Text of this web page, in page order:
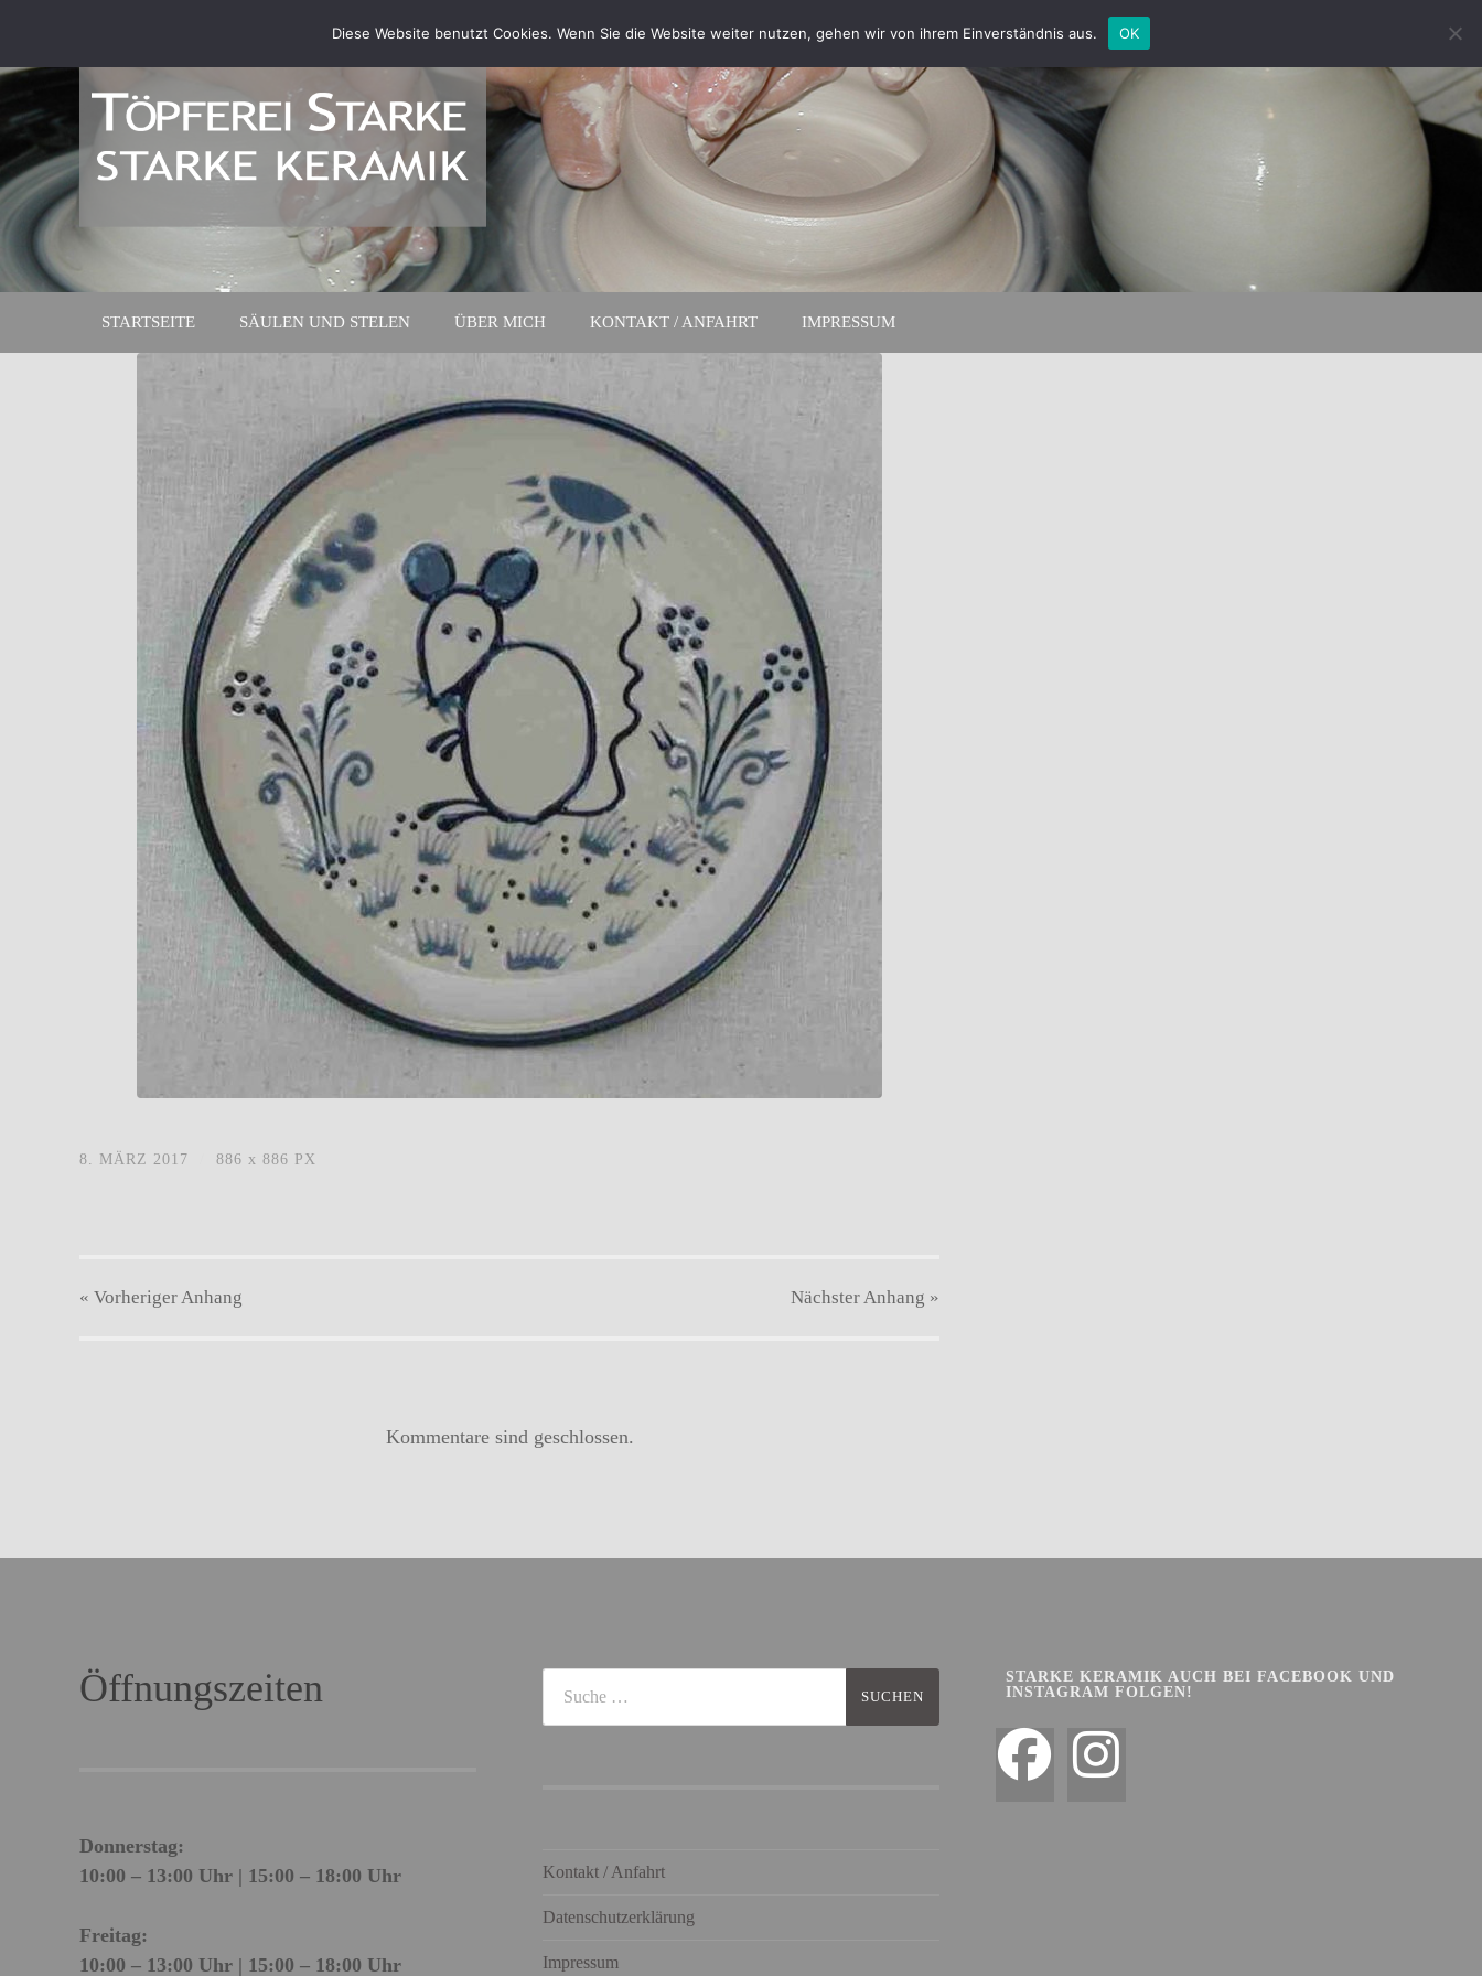
STARTSEITE SÄULEN UND STELEN ÜBER MICH KONTAKT / ANFAHRT IMPRESSUM
Kinderteller_Dess-Te_013.jpg
8. MÄRZ 2017 886 x 886 PX
« Vorheriger Anhang Nächster Anhang »
Kommentare sind geschlossen.
Öffnungszeiten
Donnerstag:
10:00 – 13:00 Uhr | 15:00 – 18:00 Uhr
Freitag:
10:00 – 13:00 Uhr | 15:00 – 18:00 Uhr
Kontakt / Anfahrt
Datenschutzerklärung
Impressum
STARKE KERAMIK AUCH BEI FACEBOOK UND
INSTAGRAM FOLGEN!
Diese Website benutzt Cookies. Wenn Sie die Website weiter nutzen, gehen wir von ihrem Einverständnis aus. OK